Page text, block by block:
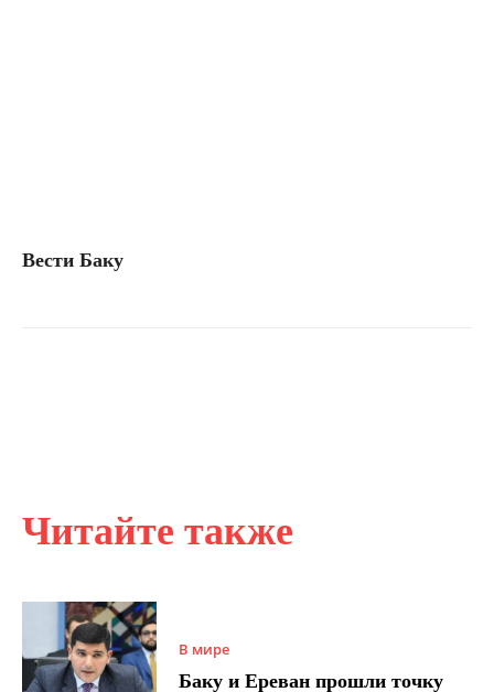
Читайте также
В мире
Баку и Ереван прошли точку
Вести Баку